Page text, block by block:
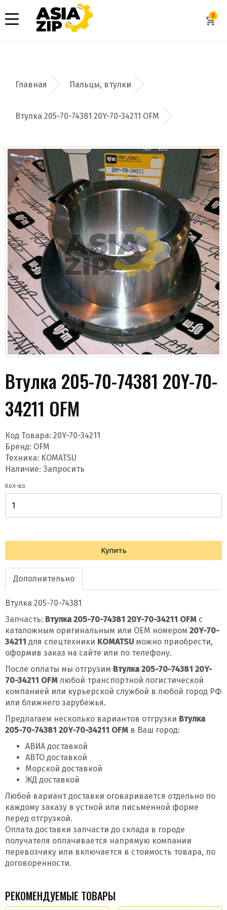
0
Добавить заявку
Допустимые форматы: .xls, .xlsx
Даю согласие на обработку моих данных и
получение новостей
Отправить
Пальцы, втулки
Втулка 205-70-74381 20Y-70-34211 OFM
Втулка 205-70-74381 20Y-70-
34211 OFM
Код Товара: 20Y-70-34211
Бренд: OFM
Техника: KOMATSU
Наличие: Запросить
Кол-во
Купить
Дополнительно
Втулка 205-70-74381
Запчасть: Втулка 205-70-74381 20Y-70-34211 OFM с
каталожным оригинальным или OEM номером 20Y-70-
34211 для спецтехники KOMATSU можно приобрести,
оформив заказ на сайте или по телефону.
После оплаты мы отгрузим Втулка 205-70-74381 20Y-
70-34211 OFM любой транспортной логистической
компанией или курьерской службой в любой город РФ
или ближнего зарубежья.
Предлагаем несколько вариантов отгрузки Втулка
205-70-74381 20Y-70-34211 OFM в Ваш город:
АВИА доставкой
АВТО доставкой
Морской доставкой
ЖД доставкой
Любой вариант доставки оговаривается отдельно по
каждому заказу в устной или письменной форме
перед отгрузкой.
Оплата доставки запчасти до склада в городе
получателя оплачивается напрямую компании
перевозчику или включается в стоимость товара, по
договоренности.
РЕКОМЕНДУЕМЫЕ ТОВАРЫ